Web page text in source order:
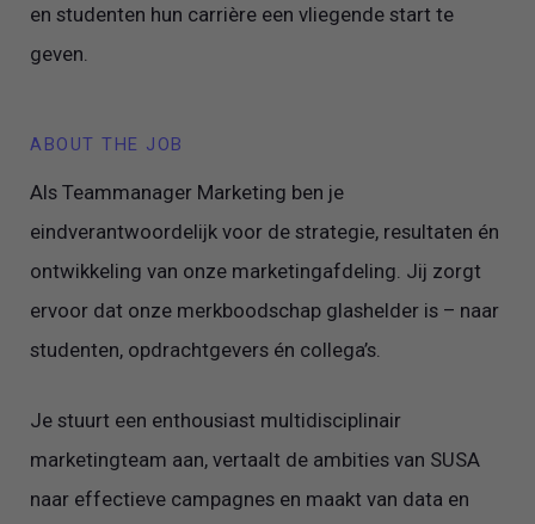
en studenten hun carrière een vliegende start te
geven.
ABOUT THE JOB
Als Teammanager Marketing ben je
eindverantwoordelijk voor de strategie, resultaten én
ontwikkeling van onze marketingafdeling. Jij zorgt
ervoor dat onze merkboodschap glashelder is – naar
studenten, opdrachtgevers én collega’s.
Je stuurt een enthousiast multidisciplinair
marketingteam aan, vertaalt de ambities van SUSA
naar effectieve campagnes en maakt van data en